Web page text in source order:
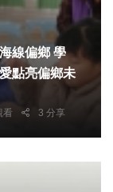
線偏鄉 學
看 3 分享